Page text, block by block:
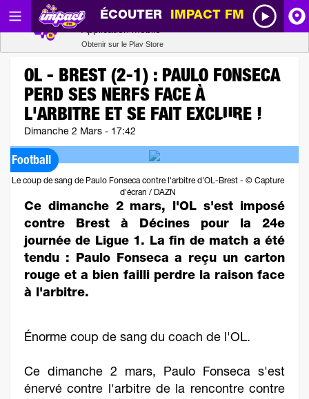
ÉCOUTER IMPACT FM
OL - BREST (2-1) : PAULO FONSECA
PERD SES NERFS FACE À
L'ARBITRE ET SE FAIT EXCLURE !
Dimanche 2 Mars - 17:42
Football
Le coup de sang de Paulo Fonseca contre l'arbitre d'OL-Brest - © Capture
d'écran / DAZN
Ce dimanche 2 mars, l'OL s'est imposé
contre Brest à Décines pour la 24e
journée de Ligue 1. La fin de match a été
tendu : Paulo Fonseca a reçu un carton
rouge et a bien failli perdre la raison face
à l'arbitre.
Énorme coup de sang du coach de l'OL.
Ce dimanche 2 mars, Paulo Fonseca s'est
énervé contre l'arbitre de la rencontre contre
Radio SCOOP
Obtenir sur le Play Store
Télécharger